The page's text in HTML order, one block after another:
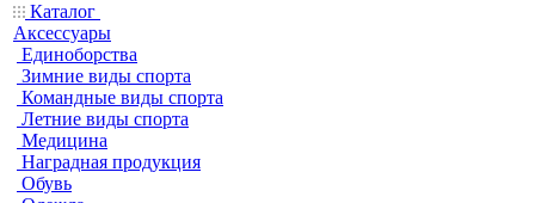
Каталог
Аксессуары
Единоборства
Зимние виды спорта
Командные виды спорта
Летние виды спорта
Медицина
Наградная продукция
Обувь